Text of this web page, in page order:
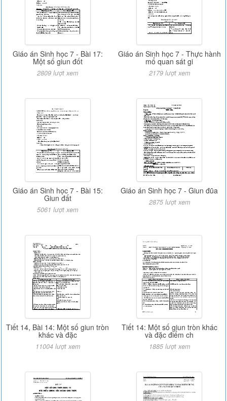
Giáo án Sinh học 7 - Bài 17:
Một số giun đốt
2809 lượt xem
Giáo án Sinh học 7 - Thực hành
mổ quan sát gi
2179 lượt xem
Giáo án Sinh học 7 - Bài 15:
Giun đất
5061 lượt xem
Giáo án Sinh học 7 - Giun đũa
2875 lượt xem
Tiết 14, Bài 14: Một số giun tròn
khác và đặc
11004 lượt xem
Tiết 14: Một số giun tròn khác
và đặc điểm ch
1885 lượt xem